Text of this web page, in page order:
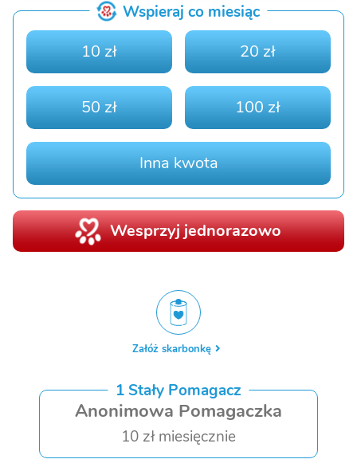
Wspieraj co miesiąc
10 zł 20 zł
50 zł 100 zł
Inna kwota
Wesprzyj jednorazowo
Załóż skarbonkę
1 Stały Pomagacz
Anonimowa Pomagaczka
10 zł miesięcznie